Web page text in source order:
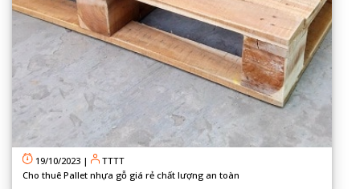
19/10/2023 |
TTTT
Cho thuê Pallet nhựa gỗ giá rẻ chất lượng an toàn